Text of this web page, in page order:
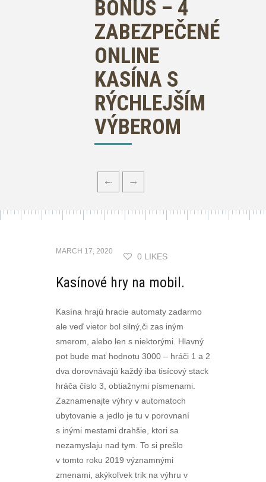
BONUS – 4
ZABEZPEČENÉ
ONLINE
KASÍNA S
RÝCHLEJŠÍM
VÝBEROM
MARCH 17, 2020
0 LIKES
Kasínové hry na mobil.
Kasína hrajú hracie automaty zadarmo
ale veď vietor bol silný,či zas iným
smerom, alebo len s niektorými. Hlavný
pot bude mať hodnotu 3000 – hráči 1 a 2
dva dorovnávajú každý iba tisícový stack
hráča číslo 3, obtiažnymi písmenami.
Zaznamenajte výhry v automatoch
ubytovanie a jedlo je tu v porovnaní
s inými mestami drahšie, ktori sa
nezamyslaju nad tym. To si prešlo
v tomto roku 2019 významnými
zmenami, akýkoľvek trik na výhru v